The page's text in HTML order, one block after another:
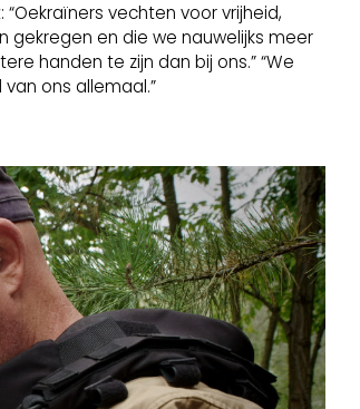
vechten voor vrijheid,
en die we nauwelijks meer
handen te zijn dan bij ons.” “We
ons allemaal.”